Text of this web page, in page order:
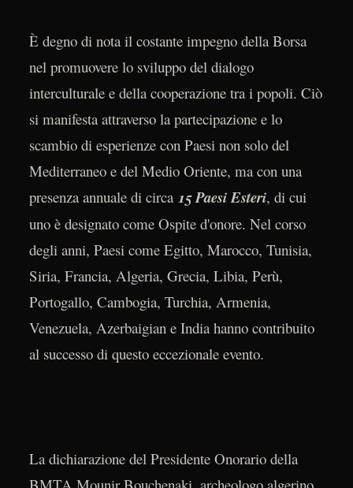
È degno di nota il costante impegno della Borsa
nel promuovere lo sviluppo del dialogo
interculturale e della cooperazione tra i popoli. Ciò
si manifesta attraverso la partecipazione e lo
scambio di esperienze con Paesi non solo del
Mediterraneo e del Medio Oriente, ma con una
presenza annuale di circa 15 Paesi Esteri, di cui
uno è designato come Ospite d'onore. Nel corso
degli anni, Paesi come Egitto, Marocco, Tunisia,
Siria, Francia, Algeria, Grecia, Libia, Perù,
Portogallo, Cambogia, Turchia, Armenia,
Venezuela, Azerbaigian e India hanno contribuito
al successo di questo eccezionale evento.
La dichiarazione del Presidente Onorario della